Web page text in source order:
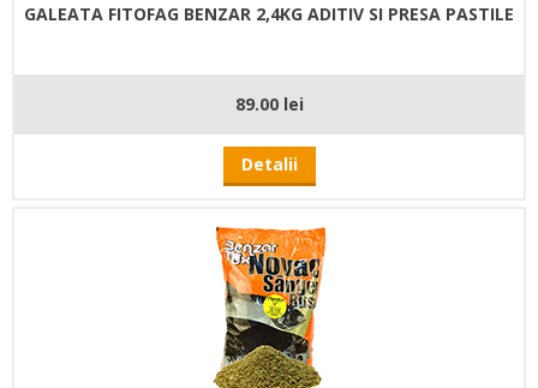
GALEATA FITOFAG BENZAR 2,4KG ADITIV SI PRESA PASTILE
89.00 lei
Detalii